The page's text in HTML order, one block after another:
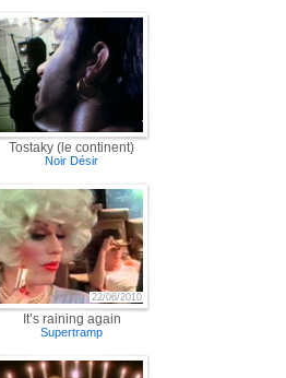
Tostaky (le continent)
Noir Désir
It’s raining again
22/06/2010
Supertramp